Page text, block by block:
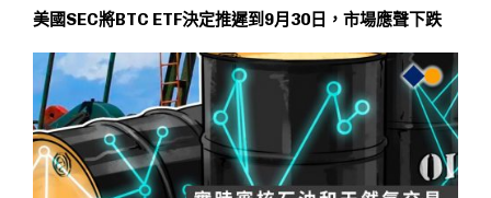
美國SEC將BTC ETF決定推遲到9月30日，市場應聲下跌